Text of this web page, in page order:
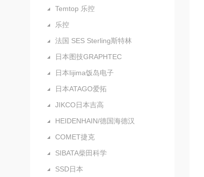
Temtop 乐控
乐控
法国 SES Sterling斯特林
日本图技GRAPHTEC
日本Iijima饭岛电子
日本ATAGO爱拓
JIKCO日本吉高
HEIDENHAIN/德国海德汉
COMET捷克
SIBATA柴田科学
SSD日本